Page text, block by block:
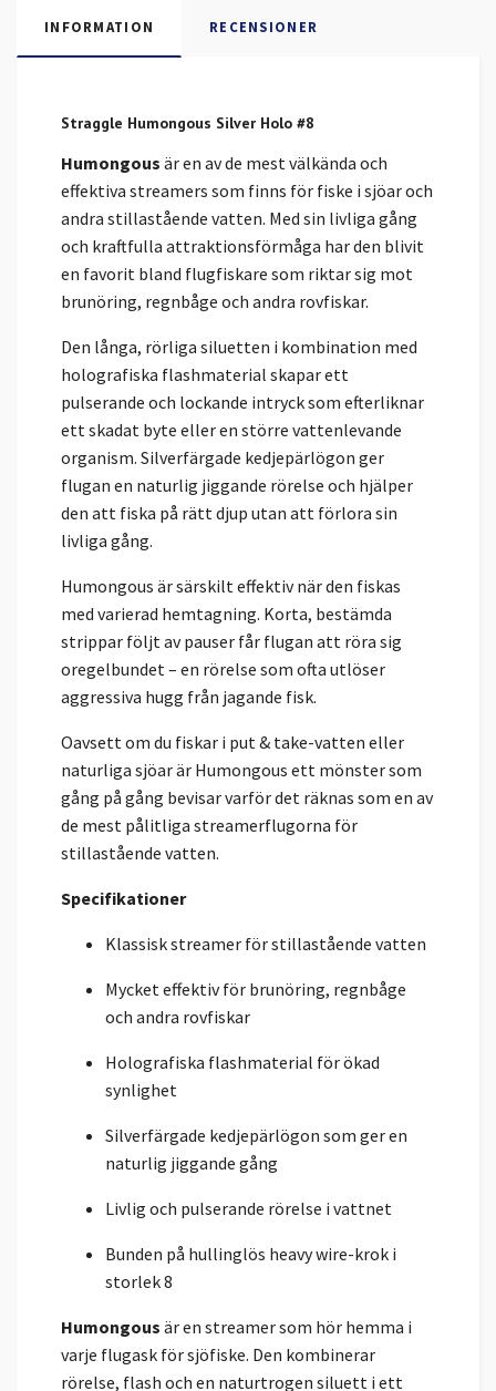
INFORMATION RECENSIONER
Straggle Humongous Silver Holo #8
Humongous är en av de mest välkända och
effektiva streamers som finns för fiske i sjöar och
andra stillastående vatten. Med sin livliga gång
och kraftfulla attraktionsförmåga har den blivit
en favorit bland flugfiskare som riktar sig mot
brunöring, regnbåge och andra rovfiskar.
Den långa, rörliga siluetten i kombination med
holografiska flashmaterial skapar ett
pulserande och lockande intryck som efterliknar
ett skadat byte eller en större vattenlevande
organism. Silverfärgade kedjepärlögon ger
flugan en naturlig jiggande rörelse och hjälper
den att fiska på rätt djup utan att förlora sin
livliga gång.
Humongous är särskilt effektiv när den fiskas
med varierad hemtagning. Korta, bestämda
strippar följt av pauser får flugan att röra sig
oregelbundet – en rörelse som ofta utlöser
aggressiva hugg från jagande fisk.
Oavsett om du fiskar i put & take-vatten eller
naturliga sjöar är Humongous ett mönster som
gång på gång bevisar varför det räknas som en av
de mest pålitliga streamerflugorna för
stillastående vatten.
Specifikationer
Klassisk streamer för stillastående vatten
Mycket effektiv för brunöring, regnbåge
och andra rovfiskar
Holografiska flashmaterial för ökad
synlighet
Silverfärgade kedjepärlögon som ger en
naturlig jiggande gång
Livlig och pulserande rörelse i vattnet
Bunden på hullinglös heavy wire-krok i
storlek 8
Humongous är en streamer som hör hemma i
varje flugask för sjöfiske. Den kombinerar
rörelse, flash och en naturtrogen siluett i ett